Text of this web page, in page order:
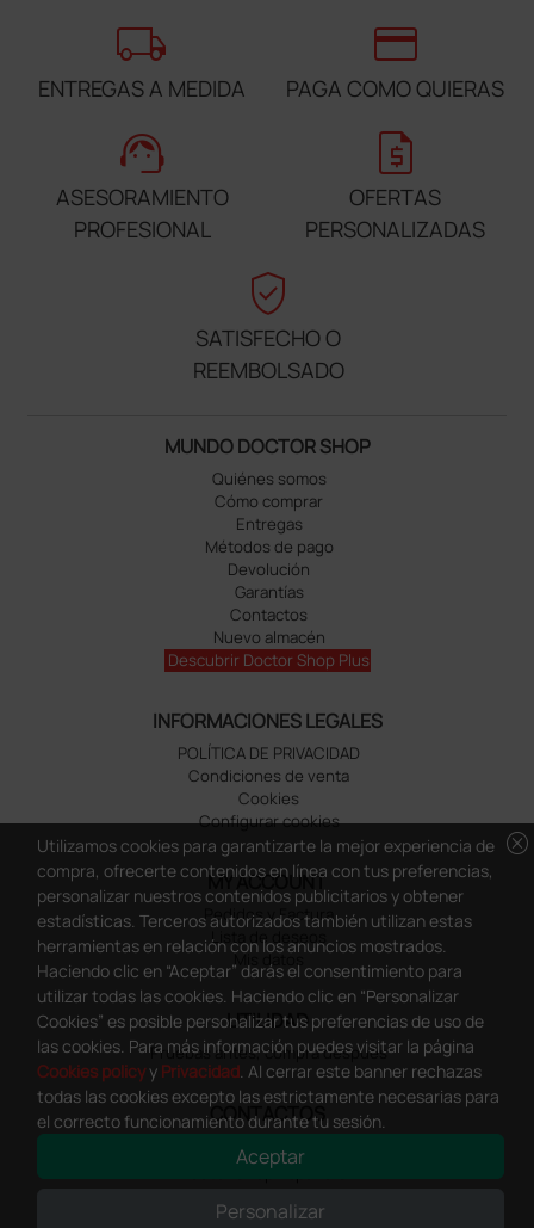
local_shipping
ENTREGAS A MEDIDA
credit_card
PAGA COMO QUIERAS
support_agent
ASESORAMIENTO
PROFESIONAL
request_quote
OFERTAS
PERSONALIZADAS
verified_user
SATISFECHO O
REEMBOLSADO
MUNDO DOCTOR SHOP
Quiénes somos
Cómo comprar
Entregas
Métodos de pago
Devolución
Garantías
Contactos
Nuevo almacén
Descubrir Doctor Shop Plus
INFORMACIONES LEGALES
POLÍTICA DE PRIVACIDAD
Condiciones de venta
Cookies
Configurar cookies
MY ACCOUNT
Pedidos y Factura
Lista de deseos
Mis datos
UTILIDAD
Pruebas antes, compra despues
CONTACTOS
Dirección
Doctor Shop España SL
Pral. 2ª – 08021 Barcelona
cancel
Utilizamos cookies para garantizarte la mejor experiencia de
compra, ofrecerte contenidos en línea con tus preferencias,
personalizar nuestros contenidos publicitarios y obtener
estadísticas. Terceros autorizados también utilizan estas
herramientas en relación con los anuncios mostrados.
Haciendo clic en “Aceptar” darás el consentimiento para
utilizar todas las cookies. Haciendo clic en “Personalizar
Cookies” es posible personalizar tus preferencias de uso de
las cookies. Para más información puedes visitar la página
Cookies policyy Privacidad. Al cerrar este banner rechazas
todas las cookies excepto las estrictamente necesarias para
el correcto funcionamiento durante tu sesión.
Aceptar
Personalizar